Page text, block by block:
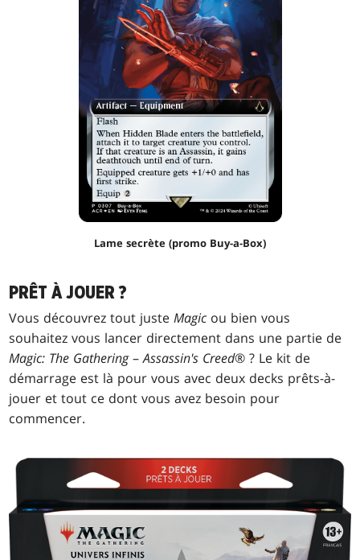
Lame secrète (promo Buy-a-Box)
PRÊT À JOUER ?
Vous découvrez tout justeMagic ou bien vous
souhaitez vous lancer directement dans une partie de
Magic: The Gathering–Assassin's Creed® ? Le kit de
démarrage est là pour vous avec deux decks prêts-à-
jouer et tout ce dont vous avez besoin pour
commencer.